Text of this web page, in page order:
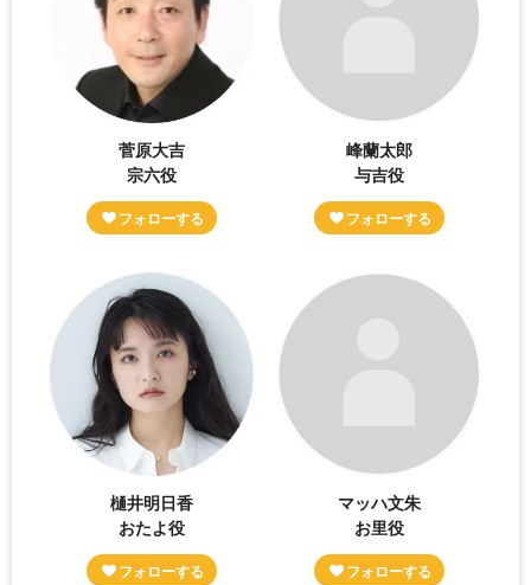
菅原大吉
宗六役
峰蘭太郎
与吉役
樋井明日香
おたよ役
マッハ文朱
お里役